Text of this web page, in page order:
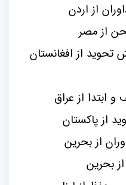
از اردن
از مصر
تحوید از افغانستان
ابتدا از عراق
از پاکستان
از بحرین
بحرین